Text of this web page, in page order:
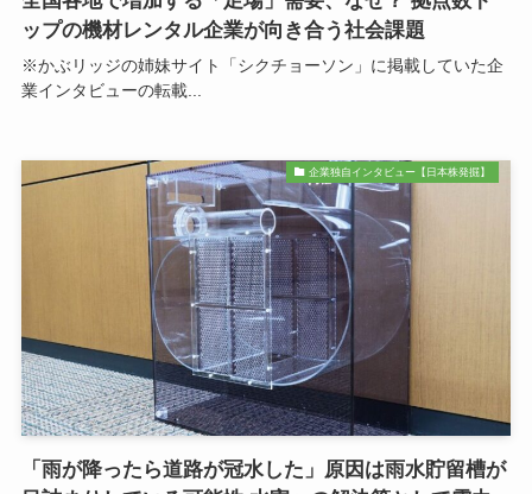
ップの機材レンタル企業が向き合う社会課題
※かぶリッジの姉妹サイト「シクチョーソン」に掲載していた企
業インタビューの転載...
企業独自インタビュー【日本株発掘】
「雨が降ったら道路が冠水した」原因は雨水貯留槽が